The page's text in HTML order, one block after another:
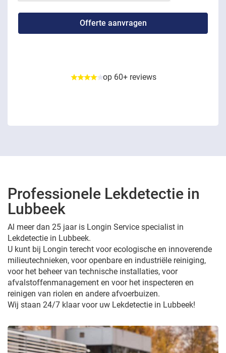
op 60+ reviews
Professionele Lekdetectie in
Lubbeek
Al meer dan 25 jaar is Longin Service specialist in
Lekdetectie in Lubbeek.
U kunt bij Longin terecht voor ecologische en innoverende
milieutechnieken, voor openbare en industriële reiniging,
voor het beheer van technische installaties, voor
afvalstoffenmanagement en voor het inspecteren en
reinigen van riolen en andere afvoerbuizen.
Wij staan 24/7 klaar voor uw Lekdetectie in Lubbeek!